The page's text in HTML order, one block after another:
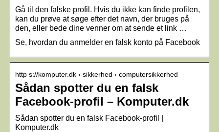
Gå til den falske profil. Hvis du ikke kan finde profilen,
kan du prøve at søge efter det navn, der bruges på
den, eller bede dine venner om at sende et link …
Se, hvordan du anmelder en falsk konto på Facebook
http s://komputer.dk › sikkerhed › computersikkerhed
Sådan spotter du en falsk
Facebook-profil – Komputer.dk
Sådan spotter du en falsk Facebook-profil |
Komputer.dk